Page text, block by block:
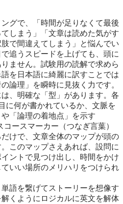
グで、「時間が足りなくて最後
しまう」「文章は読めた気がす
で間違えてしまう」と悩んでい
追うスピードを上げても、頭に
ません。試験用の読解で求めら
を日本語に綺麗に訳すことでは
論理」を瞬時に見抜く力です。
、明確な「型」があります。各
に何が書かれているか、文脈を
「論理の着地点」を示す
コースマーカー（つなぎ言葉）
けで、文章全体のマップが頭の
このマップさえあれば、設問に
ントで見つけ出し、時間をかけ
いい場所のメリハリをつけられ
語を繋げてストーリーを想像す
くようにロジカルに英文を解体